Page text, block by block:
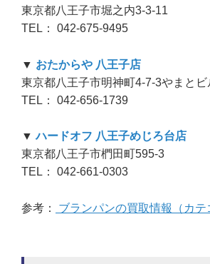
東京都八王子市堀之内3-3-11
TEL： 042-675-9495
▼ おたからや 八王子店
東京都八王子市明神町4-7-3やまとビ
TEL： 042-656-1739
▼ ハードオフ 八王子めじろ台店
東京都八王子市椚田町595-3
TEL： 042-661-0303
参考： ブランパンの買取情報（カテ